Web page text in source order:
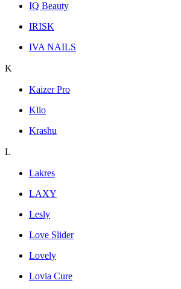
IQ Beauty
IRISK
IVA NAILS
K
Kaizer Pro
Klio
Krashu
L
Lakres
LAXY
Lesly
Love Slider
Lovely
Lovia Cure